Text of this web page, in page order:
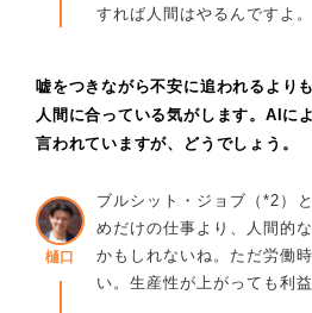
すれば人間はやるんですよ。
嘘をつきながら不安に追われるより
人間に合っている気がします。AIに
言われていますが、どうでしょう。
樋口
ブルシット・ジョブ（*2）
めだけの仕事より、人間的
かもしれないね。ただ労働
い。生産性が上がっても利